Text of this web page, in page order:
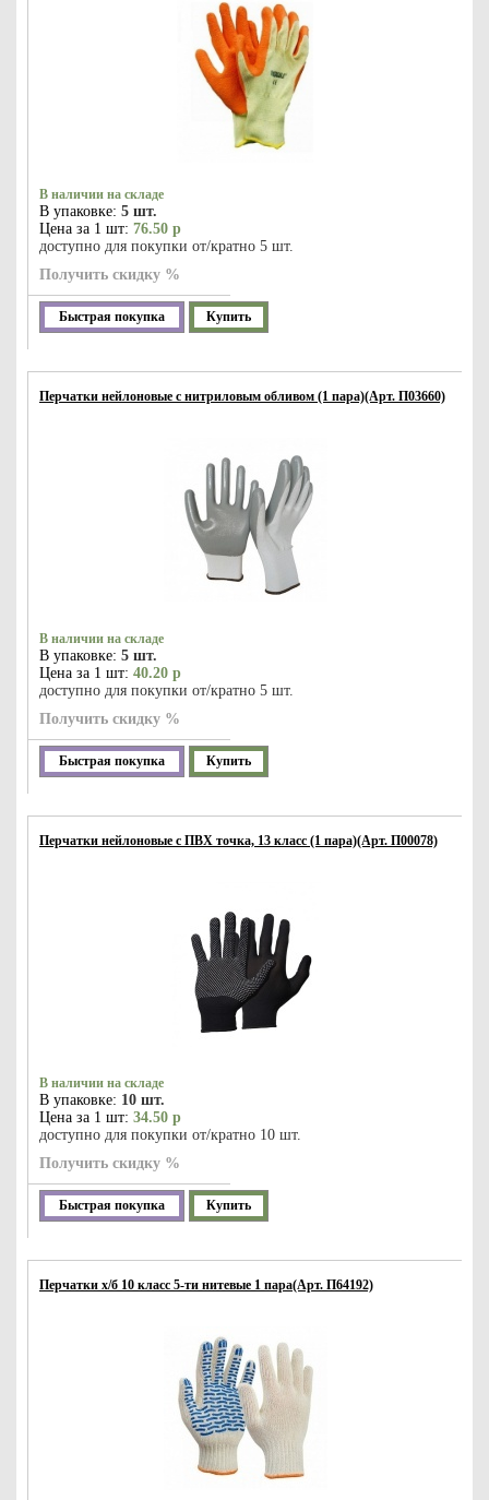
В наличии на складе
В упаковке: 5 шт.
Цена за 1 шт: 76.50 р
доступно для покупки от/кратно 5 шт.
Получить скидку %
Быстрая покупка Купить
Перчатки нейлоновые с нитриловым обливом (1 пара)(Арт. П03660)
В наличии на складе
В упаковке: 5 шт.
Цена за 1 шт: 40.20 р
доступно для покупки от/кратно 5 шт.
Получить скидку %
Быстрая покупка Купить
Перчатки нейлоновые с ПВХ точка, 13 класс (1 пара)(Арт. П00078)
В наличии на складе
В упаковке: 10 шт.
Цена за 1 шт: 34.50 р
доступно для покупки от/кратно 10 шт.
Получить скидку %
Быстрая покупка Купить
Перчатки х/б 10 класс 5-ти нитевые 1 пара(Арт. П64192)